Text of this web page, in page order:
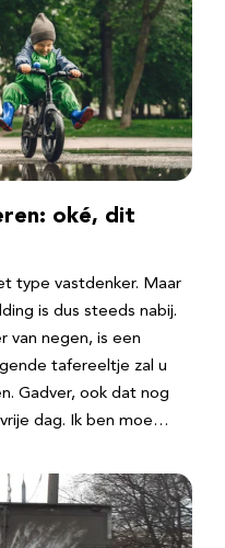
oké, dit
type vastdenker. Maar
is dus steeds nabij.
van negen, is een
tafereeltje zal u
Gadver, ook dat nog
dag. Ik ben moe…